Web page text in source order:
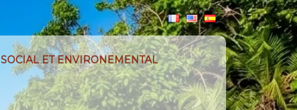
SOCIAL ET ENVIRONEMENTAL